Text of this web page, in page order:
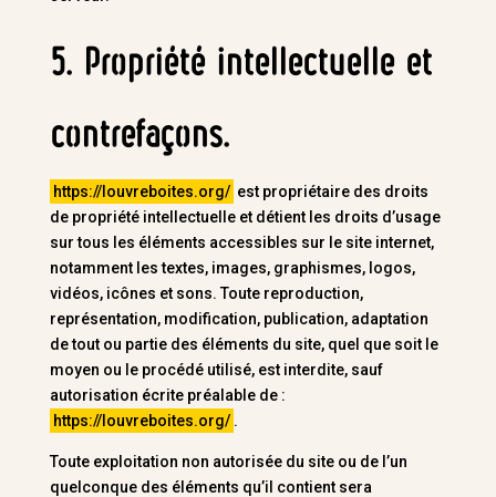
5. Propriété intellectuelle et
contrefaçons.
https://louvreboites.org/ est propriétaire des droits
de propriété intellectuelle et détient les droits d’usage
sur tous les éléments accessibles sur le site internet,
notamment les textes, images, graphismes, logos,
vidéos, icônes et sons. Toute reproduction,
représentation, modification, publication, adaptation
de tout ou partie des éléments du site, quel que soit le
moyen ou le procédé utilisé, est interdite, sauf
autorisation écrite préalable de :
https://louvreboites.org/ .
Toute exploitation non autorisée du site ou de l’un
quelconque des éléments qu’il contient sera